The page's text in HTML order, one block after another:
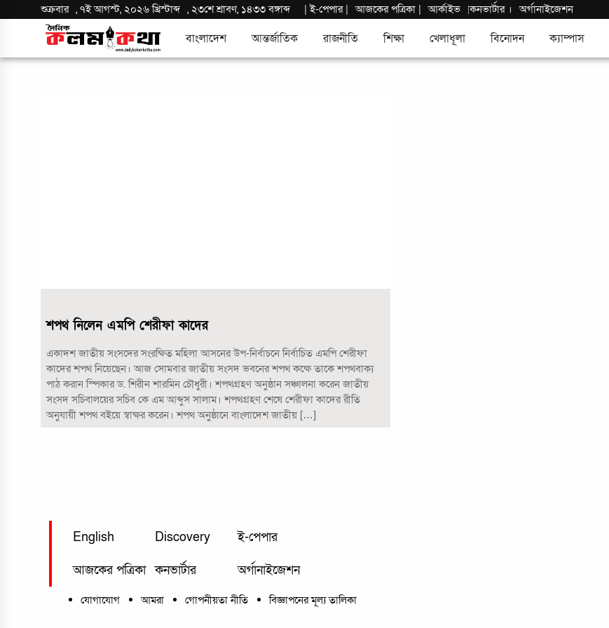
শুক্রবার ,৭ই আগস্ট, ২০২৬ খ্রিস্টাব্দ ,২৩শে শ্রাবণ, ১৪৩৩ বঙ্গাব্দ |ই-পেপার| আজকের পত্রিকা | আর্কাইভ |কনভার্টার । অর্গানাইজেশন
বাংলাদেশ আন্তর্জাতিক রাজনীতি শিক্ষা খেলাধূলা বিনোদন ক্যাম্পাস
শপথ নিলেন এমপি শেরীফা কাদের
একাদশ জাতীয় সংসদের সংরক্ষিত মহিলা আসনের উপ-নির্বাচনে নির্বাচিত এমপি শেরীফা
কাদের শপথ নিয়েছেন। আজ সোমবার জাতীয় সংসদ ভবনের শপথ কক্ষে তাকে শপথবাক্য
পাঠ করান স্পিকার ড. শিরীন শারমিন চৌধুরী। শপথগ্রহণ অনুষ্ঠান সঞ্চালনা করেন জাতীয়
সংসদ সচিবালয়ের সচিব কে এম আব্দুস সালাম। শপথগ্রহণ শেষে শেরীফা কাদের রীতি
অনুযায়ী শপথ বইয়ে স্বাক্ষর করেন। শপথ অনুষ্ঠানে বাংলাদেশ জাতীয় […]
English Discovery ই-পেপার
আজকের পত্রিকা কনভার্টার অর্গানাইজেশন
যোগাযোগ আমরা গোপনীয়তা নীতি বিজ্ঞাপনের মূল্য তালিকা